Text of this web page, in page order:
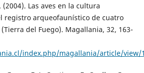
(2004). Las aves en la cultura
registro arqueofaunístico de cuatro
del Fuego). Magallania, 32, 163-
index.php/magallania/article/view/